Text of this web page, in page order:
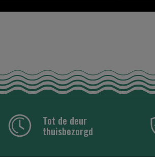
Tot de deur
thuisbezorgd